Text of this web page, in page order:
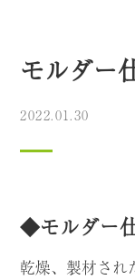
モルダー
2022.01.30
◆モルダー
乾燥、製材され